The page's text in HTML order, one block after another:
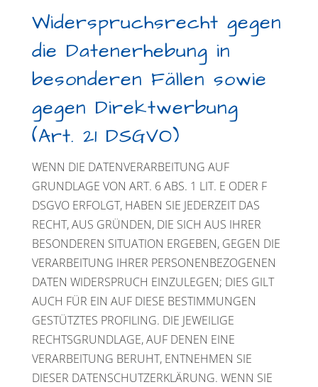
Widerspruchsrecht gegen
die Datenerhebung in
besonderen Fällen sowie
gegen Direktwerbung
(Art. 21 DSGVO)
WENN DIE DATENVERARBEITUNG AUF
GRUNDLAGE VON ART. 6 ABS. 1 LIT. E ODER F
DSGVO ERFOLGT, HABEN SIE JEDERZEIT DAS
RECHT, AUS GRÜNDEN, DIE SICH AUS IHRER
BESONDEREN SITUATION ERGEBEN, GEGEN DIE
VERARBEITUNG IHRER PERSONENBEZOGENEN
DATEN WIDERSPRUCH EINZULEGEN; DIES GILT
AUCH FÜR EIN AUF DIESE BESTIMMUNGEN
GESTÜTZTES PROFILING. DIE JEWEILIGE
RECHTSGRUNDLAGE, AUF DENEN EINE
VERARBEITUNG BERUHT, ENTNEHMEN SIE
DIESER DATENSCHUTZERKLÄRUNG. WENN SIE